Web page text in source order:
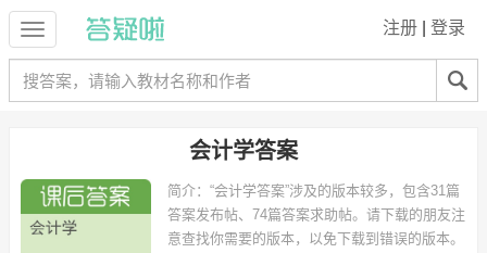
注册 登录
会计学答案
简介： “会计学答案”涉及的版本较多，包含31篇
答案发布帖、74篇答案求助帖。请下载的朋友注
意查找你需要的版本，以免下载到错误的版本。